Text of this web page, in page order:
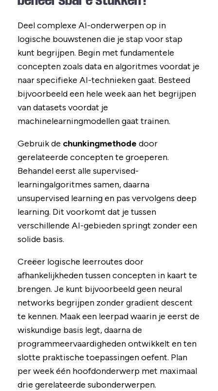
Deel complexe AI-onderwerpen op in
logische bouwstenen die je stap voor stap
kunt begrijpen. Begin met fundamentele
concepten zoals data en algoritmes voordat je
naar specifieke AI-technieken gaat. Besteed
bijvoorbeeld een hele week aan het begrijpen
van datasets voordat je
machinelearningmodellen gaat trainen.
Gebruik de chunkingmethode door
gerelateerde concepten te groeperen.
Behandel eerst alle supervised-
learningalgoritmes samen, daarna
unsupervised learning en pas vervolgens deep
learning. Dit voorkomt dat je tussen
verschillende AI-gebieden springt zonder een
solide basis.
Creëer logische leerroutes door
afhankelijkheden tussen concepten in kaart te
brengen. Je kunt bijvoorbeeld geen neural
networks begrijpen zonder gradient descent
te kennen. Maak een leerpad waarin je eerst de
wiskundige basis legt, daarna de
programmeervaardigheden ontwikkelt en ten
slotte praktische toepassingen oefent. Plan
per week één hoofdonderwerp met maximaal
drie gerelateerde subonderwerpen.